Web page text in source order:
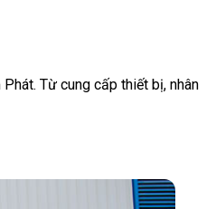
Từ cung cấp thiết bị, nhân